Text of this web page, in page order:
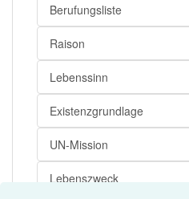
Endzweck
Endzweck openthesaurus
Berufungsliste
Raison
Lebenssinn
Existenzgrundlage
UN-Mission
Lebenszweck